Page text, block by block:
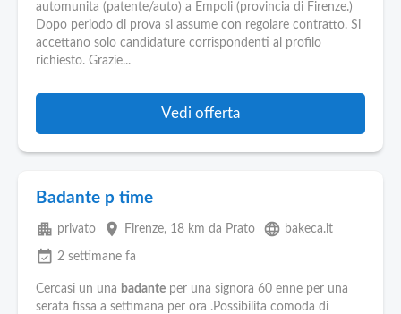
Pubblica
Offerte
Aziende
automunita (patente/auto) a Empoli (provincia di Firenze.)
Dopo periodo di prova si assume con regolare contratto. Si
accettano solo candidature corrispondenti al profilo
richiesto. Grazie...
Vedi offerta
Badante p time
apartment privato place Firenze, 18 km da Prato language bakeca.it
event_available 2 settimane fa
Cercasi un una badante per una signora 60 enne per una
serata fissa a settimana per ora .Possibilita comoda di